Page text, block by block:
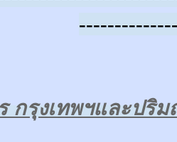
กรุงเทพฯและปริ